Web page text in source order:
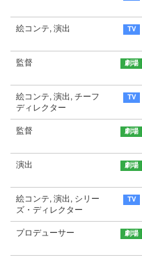
絵コンテ, 演出
監督
絵コンテ, 演出, チーフ
ディレクター
監督
演出
絵コンテ, 演出, シリー
ズ・ディレクター
プロデューサー